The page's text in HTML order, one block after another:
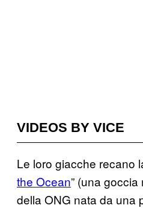
VIDEOS BY VICE
Le loro giacche recano
the Ocean” (una goccia
della ONG nata da una